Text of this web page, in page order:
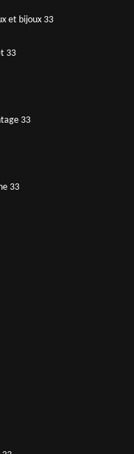
et bijoux 33
33
33
33